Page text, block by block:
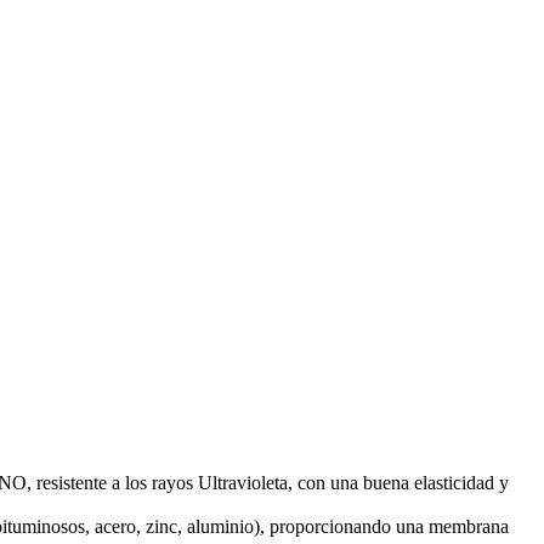
resistente a los rayos Ultravioleta, con una buena elasticidad y
acero, zinc, aluminio), proporcionando una membrana